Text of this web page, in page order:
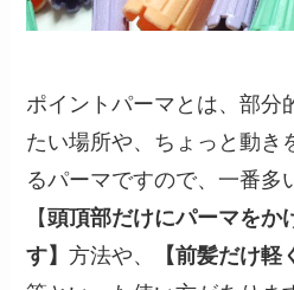
ポイントパーマとは、部分
たい場所や、ちょっと動き
るパーマですので、一番多
【頭頂部だけにパーマをか
す】方法や、
【前髪だけ軽